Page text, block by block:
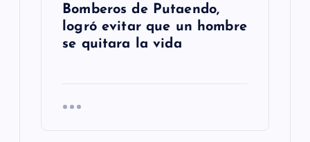
Bomberos de Putaendo,
logró evitar que un hombre
se quitara la vida